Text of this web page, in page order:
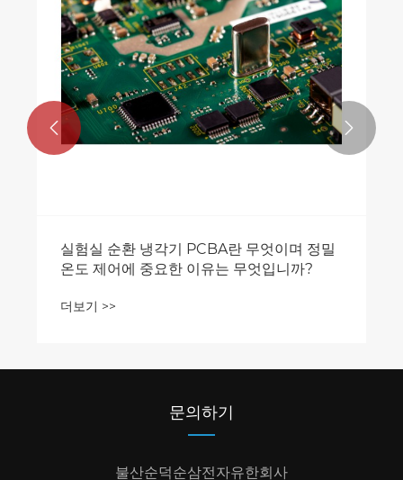
실험실 순환 냉각기 PCBA란 무엇이며 정밀
온도 제어에 중요한 이유는 무엇입니까?
더보기 >>
 
문의하기
불산순덕순삼전자유한회사